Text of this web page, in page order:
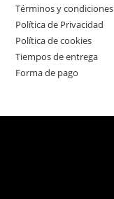
Términos y condiciones
Política de Privacidad
Política de cookies
Tiempos de entrega
Forma de pago